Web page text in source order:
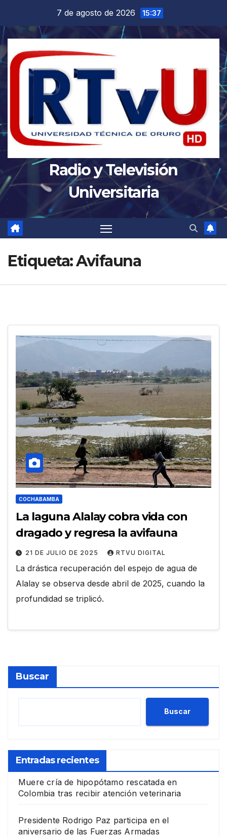
contenido
7 de agosto de 2026 15:37
Radio y Televisión
Universitaria
Etiqueta:Avifauna
COCHABAMBA
La laguna Alalay cobra vida con
dragado y regresa la avifauna
21 DE JULIO DE 2025 RTVU DIGITAL
La drástica recuperación del espejo de agua de
Alalay se observa desde abril de 2025, cuando la
profundidad se triplicó.
Buscar
Buscar
Entradas recientes
Muere cría de hipopótamo rescatada en
Colombia tras recibir atención veterinaria
Presidente Rodrigo Paz participa en el
aniversario de las Fuerzas Armadas